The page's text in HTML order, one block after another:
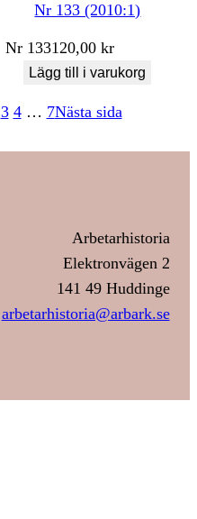
Nr 133 (2010:1)
Nr 133120,00kr
Lägg till i varukorg
3 4 … 7Nästa sida
Arbetarhistoria
Elektronvägen 2
141 49 Huddinge
arbetarhistoria@arbark.se